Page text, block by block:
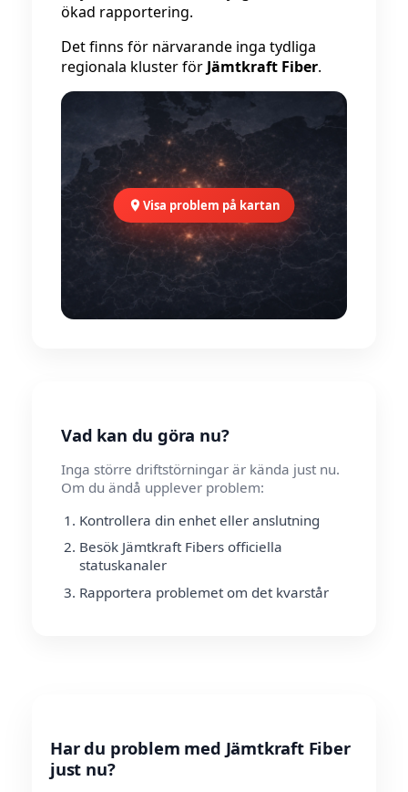
ökad rapportering.
Det finns för närvarande inga tydliga
regionala kluster för Jämtkraft Fiber.
Visa problem på kartan
Vad kan du göra nu?
Inga större driftstörningar är kända just nu.
Om du ändå upplever problem:
Kontrollera din enhet eller anslutning
Besök Jämtkraft Fibers officiella
statuskanaler
Rapportera problemet om det kvarstår
Har du problem med Jämtkraft Fiber
just nu?